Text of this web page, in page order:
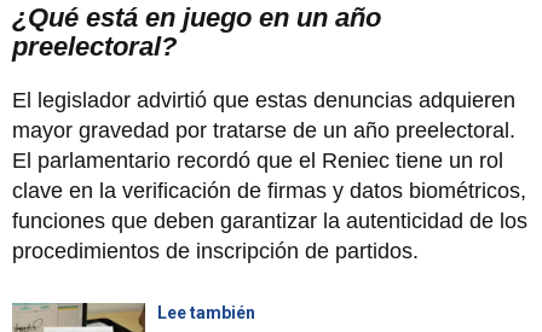
¿Qué está en juego en un año
preelectoral?
El legislador advirtió que estas denuncias adquieren
mayor gravedad por tratarse de un año preelectoral.
El parlamentario recordó que el Reniec tiene un rol
clave en la verificación de firmas y datos biométricos,
funciones que deben garantizar la autenticidad de los
procedimientos de inscripción de partidos.
Lee también